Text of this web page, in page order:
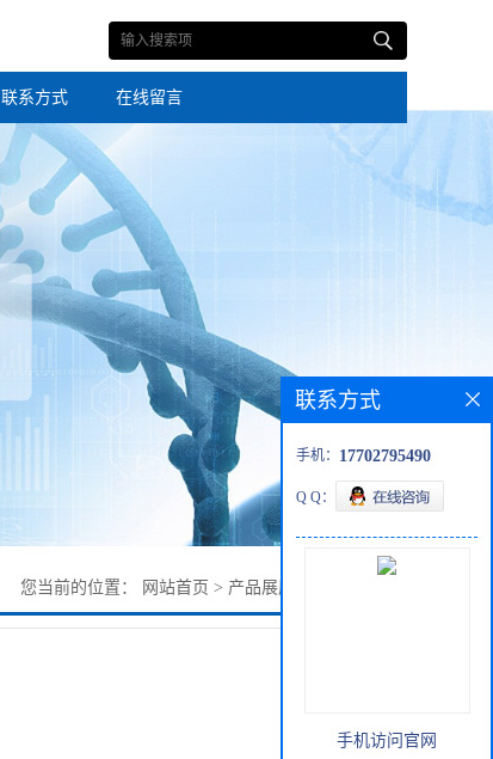
联系方式 在线留言
您当前的位置： 网站首页 > 产品展厅
联系方式
手机： 17702795490
Q Q：
手机访问官网